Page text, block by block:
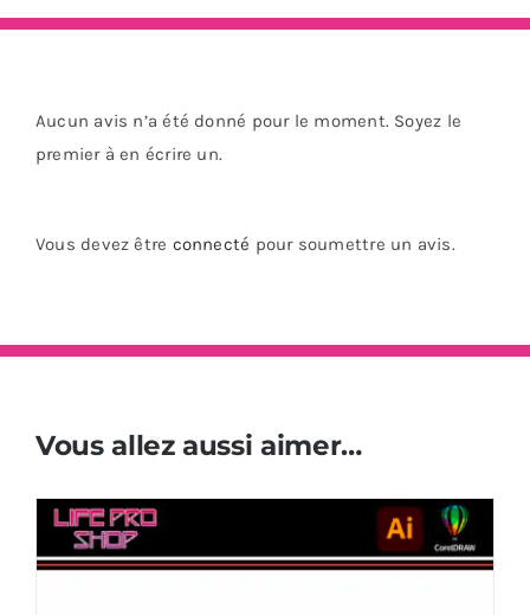
Aucun avis n’a été donné pour le moment. Soyez le
premier à en écrire un.
Vous devez être connecté pour soumettre un avis.
Vous allez aussi aimer…